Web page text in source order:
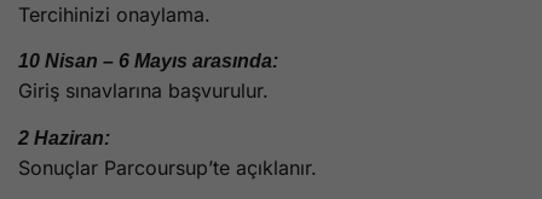
Tercihinizi onaylama.
10 Nisan – 6 Mayıs arasında:
Giriş sınavlarına başvurulur.
2 Haziran:
Sonuçlar Parcoursup’te açıklanır.